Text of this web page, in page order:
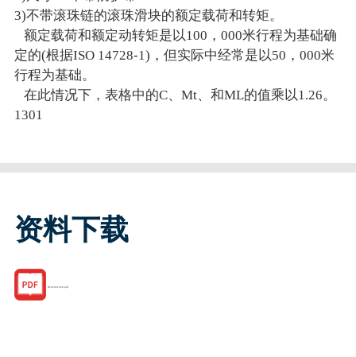
3)不带滚珠链的滚珠滑块的额定载荷和转矩。
额定载荷和额定动转矩是以100，000米行程为基础确
定的(根据ISO 14728-1)，但实际中经常是以50，000米
行程为基础。
在此情况下，表格中的C、Mt、和ML的值乘以1.26。
1301
资料下载
R162421420.pdf